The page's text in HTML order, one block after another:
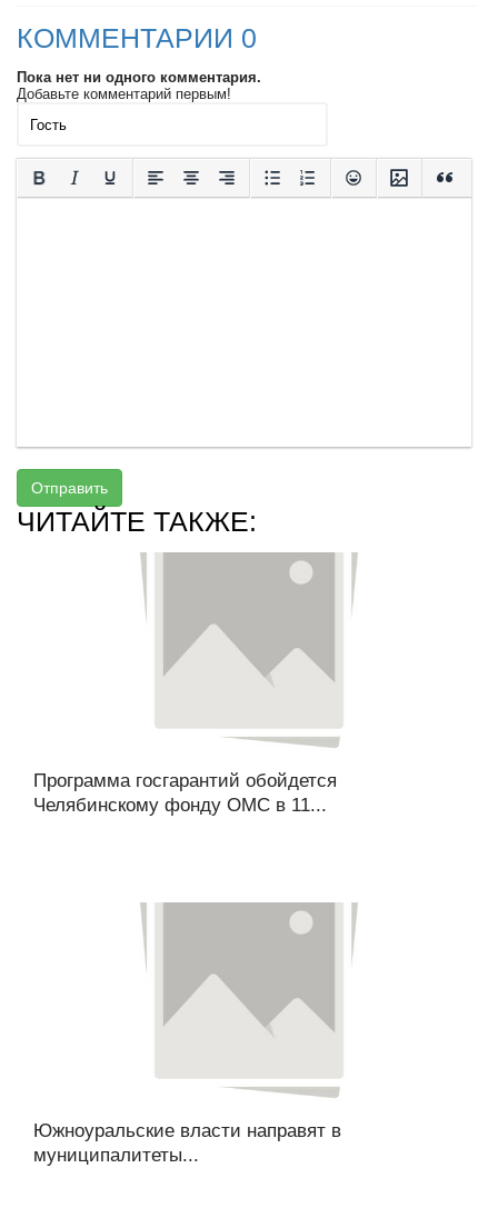
КОММЕНТАРИИ 0
Пока нет ни одного комментария.
Добавьте комментарий первым!
Отправить
ЧИТАЙТЕ ТАКЖЕ:
Программа госгарантий обойдется
Челябинскому фонду ОМС в 11...
Южноуральские власти направят в
муниципалитеты...